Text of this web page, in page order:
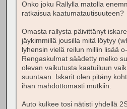
Onko joku Rallylla matolla
ratkaisua kaatumatautisuuteen?
Omasta rallysta päivittänyt
jäykimmillä jousilla mitä löytyy
lyhensin vielä reilun millin lisää
Rengaskulmat säädetty melko
olevan vaikutusta kaatuiluun
suuntaan. Iskarit olen pitäny
ihan mahdottomasti mutkiin.
Auto kulkee tosi nätisti yhdellä